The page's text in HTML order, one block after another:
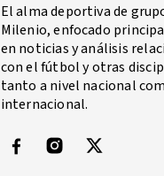
El alma deportiva de
Milenio, enfocado
en noticias y análisis
con el fútbol y otras
tanto a nivel nacional
internacional.